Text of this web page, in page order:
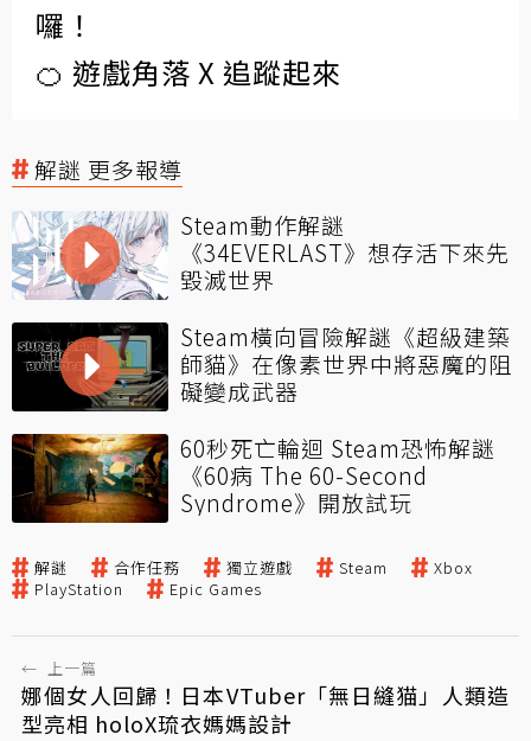
囉！
🍊 遊戲角落 X 追蹤起來
解謎 更多報導
Steam動作解謎
《34EVERLAST》想存活下來先
毀滅世界
Steam橫向冒險解謎《超級建築
師貓》在像素世界中將惡魔的阻
礙變成武器
60秒死亡輪迴 Steam恐怖解謎
《60病 The 60-Second
Syndrome》開放試玩
解謎 合作任務 獨立遊戲 Steam
Xbox
PlayStation
Epic Games
← 上一篇
娜個女人回歸！日本VTuber「無日縫猫」人類造
型亮相 holoX琉衣媽媽設計